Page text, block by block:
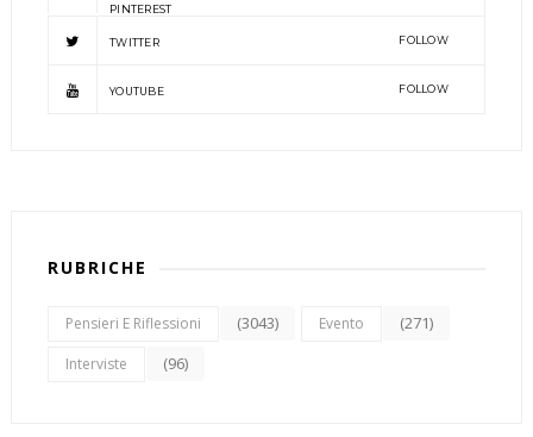
PINTEREST
TWITTER FOLLOW
YOUTUBE FOLLOW
RUBRICHE
Pensieri E Riflessioni (3043) Evento (271)
Interviste (96)